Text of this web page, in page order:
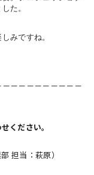
た。
みですね。
－－－－－－－－－
ください。
担当：萩原）